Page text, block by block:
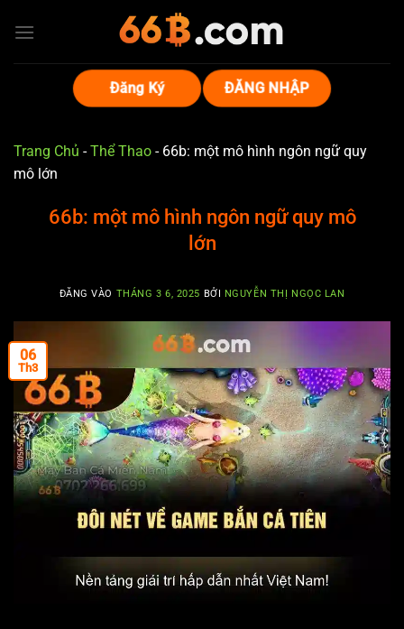
qua
Đăng Ký ĐĂNG NHẬP
Trang Chủ -Thể Thao - 66b: một mô hình ngôn ngữ quy
mô lớn
66b: một mô hình ngôn ngữ quy mô
lớn
ĐĂNG VÀO THÁNG 3 6, 2025 BỞI NGUYỄN THỊ NGỌC LAN
06
Th3